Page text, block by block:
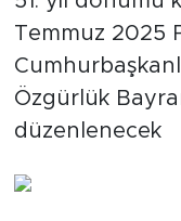
Temmuz 2025
Özgürlük
düzenlenecek